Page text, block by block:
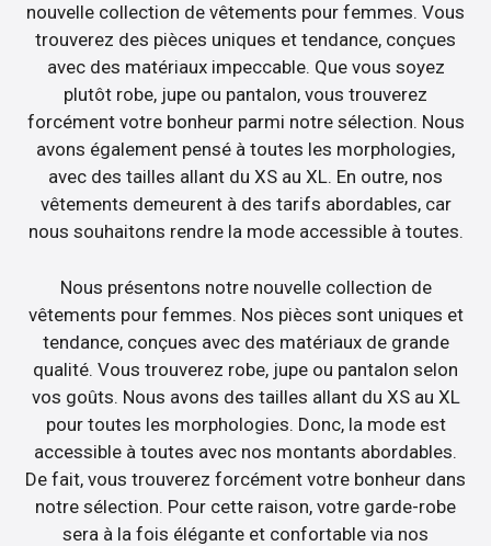
nouvelle collection de vêtements pour femmes. Vous
trouverez des pièces uniques et tendance, conçues
avec des matériaux impeccable. Que vous soyez
plutôt robe, jupe ou pantalon, vous trouverez
forcément votre bonheur parmi notre sélection. Nous
avons également pensé à toutes les morphologies,
avec des tailles allant du XS au XL. En outre, nos
vêtements demeurent à des tarifs abordables, car
nous souhaitons rendre la mode accessible à toutes.
Nous présentons notre nouvelle collection de
vêtements pour femmes. Nos pièces sont uniques et
tendance, conçues avec des matériaux de grande
qualité. Vous trouverez robe, jupe ou pantalon selon
vos goûts. Nous avons des tailles allant du XS au XL
pour toutes les morphologies. Donc, la mode est
accessible à toutes avec nos montants abordables.
De fait, vous trouverez forcément votre bonheur dans
notre sélection. Pour cette raison, votre garde-robe
sera à la fois élégante et confortable via nos